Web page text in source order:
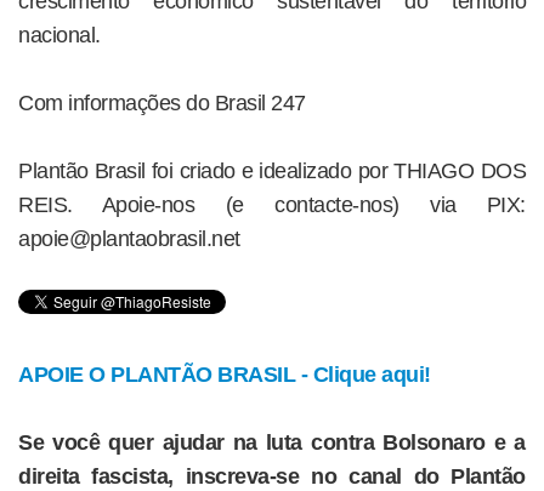
nacional.
Com informações do Brasil 247
Plantão Brasil foi criado e idealizado por THIAGO DOS
REIS. Apoie-nos (e contacte-nos) via PIX:
apoie@plantaobrasil.net
APOIE O PLANTÃO BRASIL - Clique aqui!
Se você quer ajudar na luta contra Bolsonaro e a
direita fascista, inscreva-se no canal do Plantão